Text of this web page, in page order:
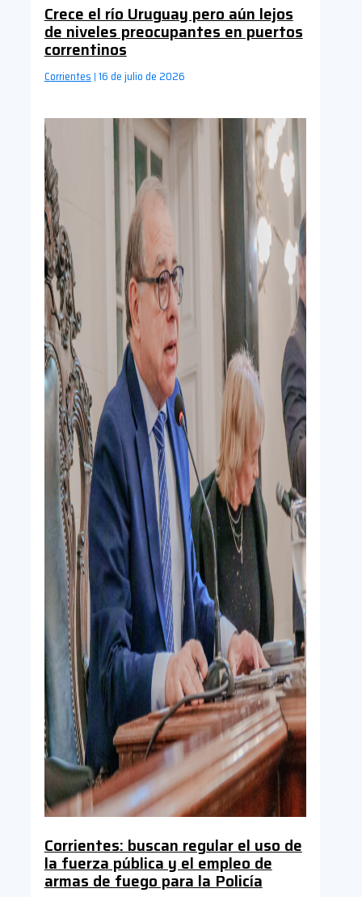
Crece el río Uruguay pero aún lejos
de niveles preocupantes en puertos
correntinos
Corrientes | 16 de julio de 2026
Corrientes: buscan regular el uso de
la fuerza pública y el empleo de
armas de fuego para la Policía